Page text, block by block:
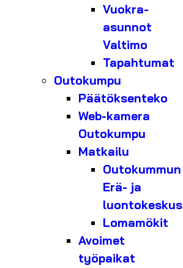
Vuokra-
asunnot
Valtimo
Tapahtumat
Outokumpu
Päätöksenteko
Web-kamera
Outokumpu
Matkailu
Outokummun
Erä- ja
luontokeskus
Lomamökit
Avoimet
työpaikat